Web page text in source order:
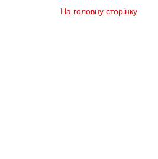
На головну сторінку